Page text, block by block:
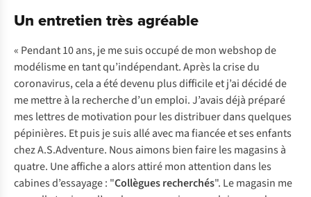
Un entretien très agréable
« Pendant 10 ans, je me suis occupé de mon webshop de
modélisme en tant qu’indépendant. Après la crise du
coronavirus, cela a été devenu plus difficile et j’ai décidé de
me mettre à la recherche d’un emploi. J’avais déjà préparé
mes lettres de motivation pour les distribuer dans quelques
pépinières. Et puis je suis allé avec ma fiancée et ses enfants
chez A.S.Adventure. Nous aimons bien faire les magasins à
quatre. Une affiche a alors attiré mon attention dans les
cabines d’essayage : "Collègues recherchés". Le magasin me